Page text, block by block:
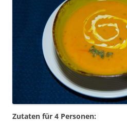
Zutaten für 4 Personen: